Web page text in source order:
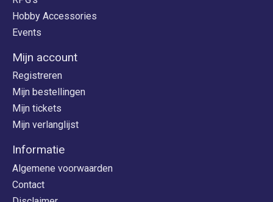
Hobby Accessories
Events
Mijn account
Registreren
Mijn bestellingen
Mijn tickets
Mijn verlanglijst
Informatie
Algemene voorwaarden
Contact